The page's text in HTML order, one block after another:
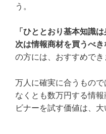
う。
「ひととおり基本知識
次は情報商材を買うべき
の方には、おすすめでき
万人に確実に合うもの
なくとも数万円する情
ビナーを試す価値は、大